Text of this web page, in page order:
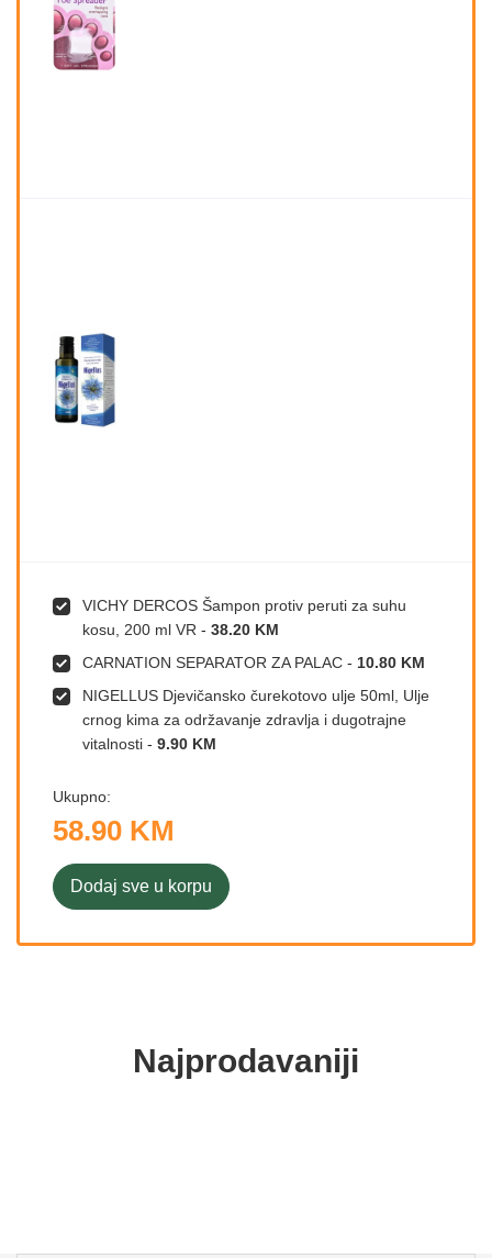
VICHY DERCOS Šampon protiv peruti za suhu
kosu, 200 ml VR - 38.20 KM
CARNATION SEPARATOR ZA PALAC - 10.80 KM
NIGELLUS Djevičansko čurekotovo ulje 50ml, Ulje
crnog kima za održavanje zdravlja i dugotrajne
vitalnosti - 9.90 KM
Ukupno:
58.90 KM
Dodaj sve u korpu
Najprodavaniji